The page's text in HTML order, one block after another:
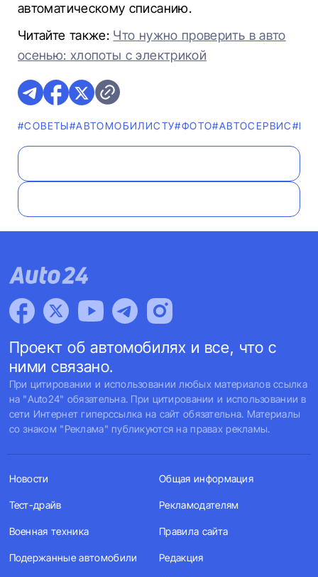
автоматическому списанию.
Читайте также: Что нужно проверить в авто
осенью: хлопоты с электрикой
#СОВЕТЫ#АВТОМОБИЛИСТУ#ФОТО#АВТОСЕРВИС
Проект об автомобилях и все, что с
ними связано.
При цитировании и использовании любых материалов ссылка
на "Auto24" обязательна. При цитировании и использовании в
сети Интернет гиперссылка на сайт обязательна. Материалы
со знаком "Реклама" публикуются на правах рекламы.
Новости
Тест-драйв
Военная техника
Подержанные автомобили
Общая информация
Рекламодателям
Правила сайта
Редакция